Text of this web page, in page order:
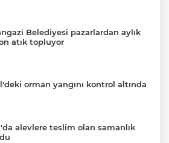
Belediyesi pazarlardan aylık
atık topluyor
orman yangını kontrol altında
alevlere teslim olan samanlık